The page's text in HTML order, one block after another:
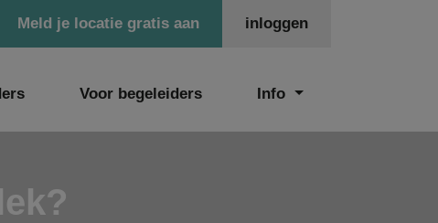
inloggen
Meld je locatie gratis aan
Voor begeleiders Info